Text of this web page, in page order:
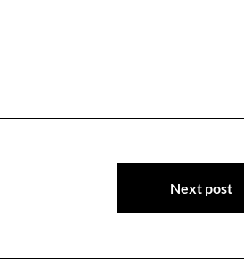
Next post